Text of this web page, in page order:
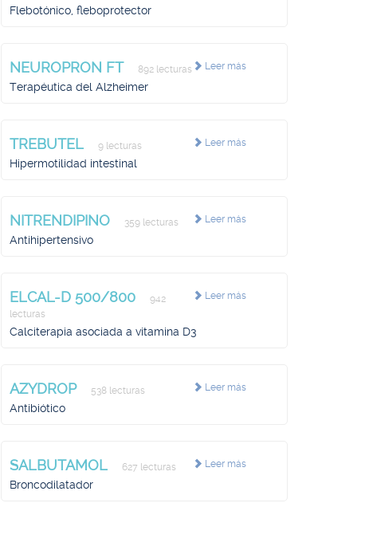
Flebotónico, fleboprotector
Leer más
NEUROPRON FT 892 lecturas
Terapéutica del Alzheimer
Leer más
TREBUTEL 9 lecturas
Hipermotilidad intestinal
Leer más
NITRENDIPINO 359 lecturas
Antihipertensivo
Leer más
ELCAL-D 500/800
942
lecturas
Calciterapia asociada a vitamina D3
Leer más
AZYDROP 538 lecturas
Antibiótico
Leer más
SALBUTAMOL 627 lecturas
Broncodilatador